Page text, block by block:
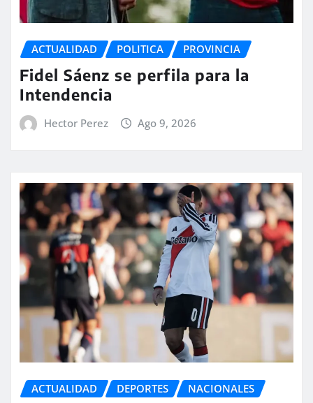
ACTUALIDAD POLITICA PROVINCIA
Fidel Sáenz se perfila para la
Intendencia
Hector Perez Ago 9, 2026
ACTUALIDAD DEPORTES NACIONALES